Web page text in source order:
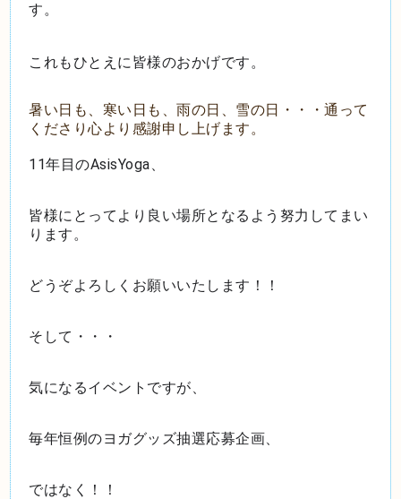
す。
これもひとえに皆様のおかげです。
暑い日も、寒い日も、雨の日、雪の日・・・通って
くださり心より感謝申し上げます。
11年目のAsisYoga、
皆様にとってより良い場所となるよう努力してまい
ります。
どうぞよろしくお願いいたします！！
そして・・・
気になるイベントですが、
毎年恒例のヨガグッズ抽選応募企画、
ではなく！！